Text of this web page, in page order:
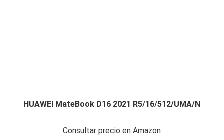
HUAWEI MateBook D16 2021 R5/16/512/UMA/N
Consultar precio en Amazon